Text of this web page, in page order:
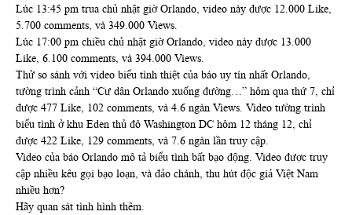
Lúc 13:45 pm trua chủ nhật giờ Orlando, video này được 12.000 Like,
5.700 comments, và 349.000 Views.
Lúc 17:00 pm chiều chủ nhật giờ Orlando, video này được 13.000
Like, 6.100 comments, và 394.000 Views.
Thử so sánh với video biểu tình thiệt của báo uy tín nhất Orlando,
tường trình cảnh “Cư dân Orlando xuống đường…” hôm qua thứ 7, chỉ
được 477 Like, 102 comments, và 4.6 ngàn Views. Video tường trình
biểu tình ở khu Eden thủ đô Washington DC hôm 12 tháng 12, chỉ
được 422 Like, 129 comments, và 7.6 ngàn lần truy cập.
Video của báo Orlando mô tả biểu tình bất bạo động. Video được truy
cập nhiều kêu gọi bạo loạn, và đảo chánh, thu hút độc giả Việt Nam
nhiều hơn?
Hãy quan sát tình hình thêm.